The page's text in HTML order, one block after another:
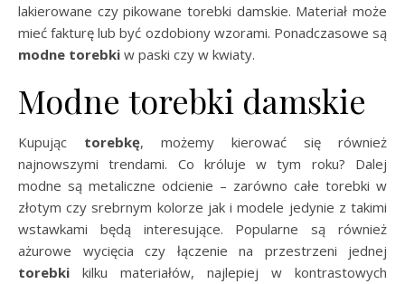
lakierowane czy pikowane torebki damskie. Materiał może
mieć fakturę lub być ozdobiony wzorami. Ponadczasowe są
modne torebki w paski czy w kwiaty.
Modne torebki damskie
Kupując torebkę, możemy kierować się również
najnowszymi trendami. Co króluje w tym roku? Dalej
modne są metaliczne odcienie – zarówno całe torebki w
złotym czy srebrnym kolorze jak i modele jedynie z takimi
wstawkami będą interesujące. Popularne są również
ażurowe wycięcia czy łączenie na przestrzeni jednej
torebki kilku materiałów, najlepiej w kontrastowych